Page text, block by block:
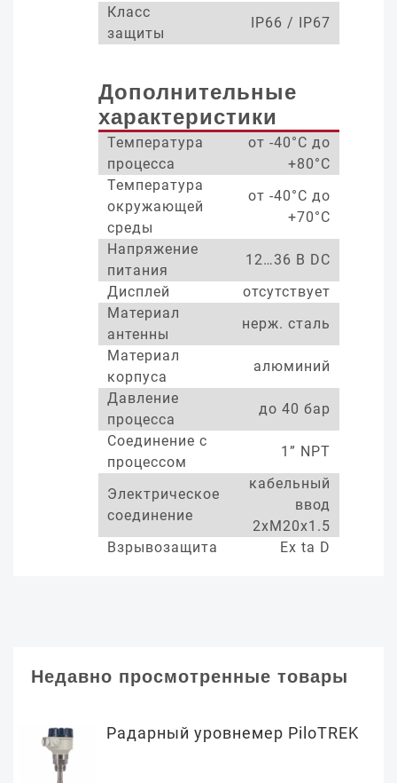
Класс
защиты
IP66 / IP67
Дополнительные
характеристики
Температура
процесса
от -40°С до
+80°С
Температура
окружающей
среды
от -40°С до
+70°С
Напряжение
питания
12…36 В DC
Дисплей
отсутствует
Материал
антенны
нерж. сталь
Материал
корпуса
алюминий
Давление
процесса
до 40 бар
Соединение с
процессом
1” NPT
Электрическое
соединение
кабельный
ввод
2xM20x1.5
Взрывозащита
Ex ta D
Недавно просмотренные товары
Радарный уровнемер PiloTREK